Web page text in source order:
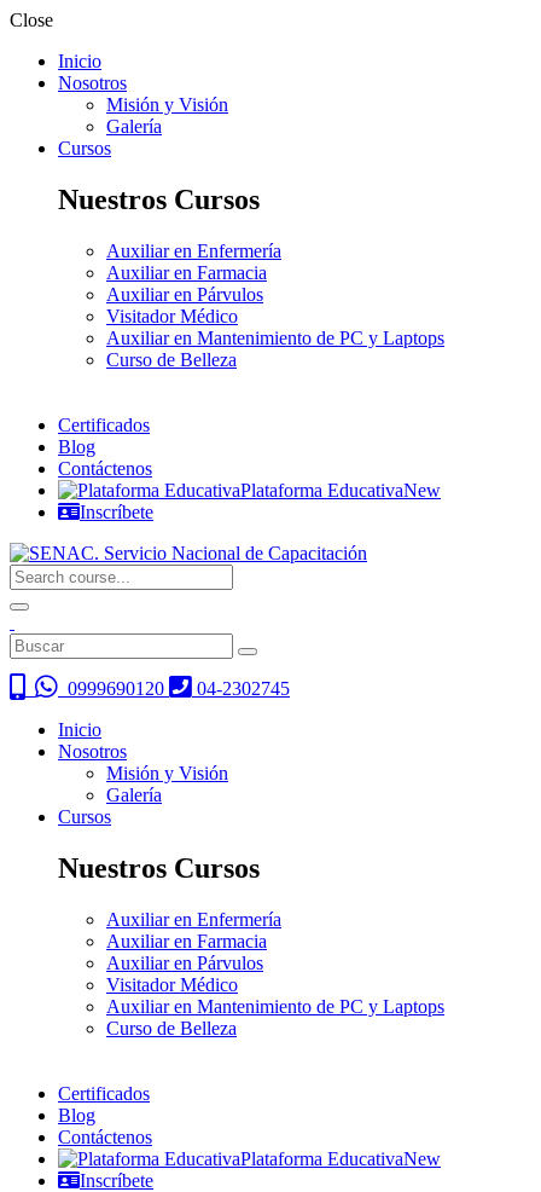
Close
Inicio
Nosotros
Misión y Visión
Galería
Cursos
Nuestros Cursos
Auxiliar en Enfermería
Auxiliar en Farmacia
Auxiliar en Párvulos
Visitador Médico
Auxiliar en Mantenimiento de PC y Laptops
Curso de Belleza
Certificados
Blog
Contáctenos
Plataforma EducativaNew
Inscríbete
0999690120
04-2302745
Inicio
Nosotros
Misión y Visión
Galería
Cursos
Nuestros Cursos
Auxiliar en Enfermería
Auxiliar en Farmacia
Auxiliar en Párvulos
Visitador Médico
Auxiliar en Mantenimiento de PC y Laptops
Curso de Belleza
Certificados
Blog
Contáctenos
Plataforma EducativaNew
Inscríbete